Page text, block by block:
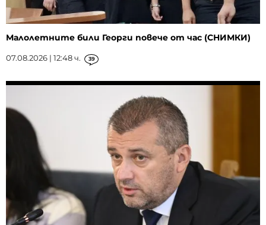
Малолетните били Георги повече от час (СНИМКИ)
07.08.2026 | 12:48 ч. 39